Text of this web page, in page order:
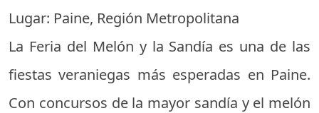
Lugar: Paine, Región Metropolitana
La Feria del Melón y la Sandía es una de las
fiestas veraniegas más esperadas en Paine.
Con concursos de la mayor sandía y el melón